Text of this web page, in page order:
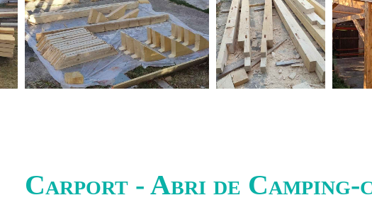
Carport - Abri de Camping-